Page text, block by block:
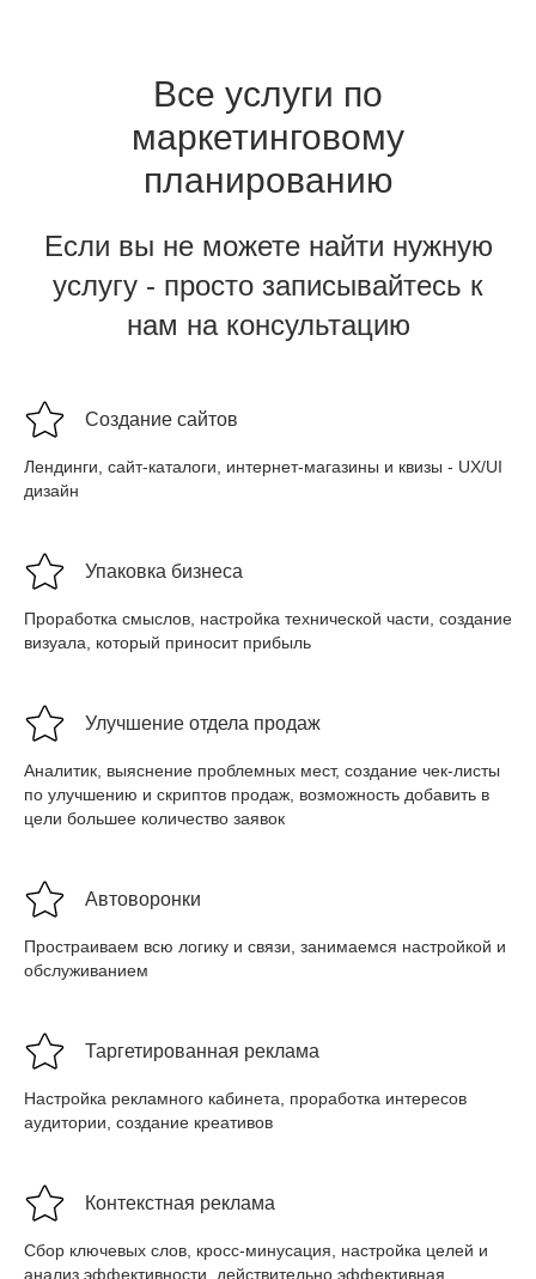
Все услуги по
маркетинговому
планированию
Если вы не можете найти нужную
услугу - просто записывайтесь к
нам на консультацию
Создание сайтов
Лендинги, сайт-каталоги, интернет-магазины и квизы - UX/UI
дизайн
Упаковка бизнеса
Проработка смыслов, настройка технической части, создание
визуала, который приносит прибыль
Улучшение отдела продаж
Аналитик, выяснение проблемных мест, создание чек-листы
по улучшению и скриптов продаж, возможность добавить в
цели большее количество заявок
Автоворонки
Простраиваем всю логику и связи, занимаемся настройкой и
обслуживанием
Таргетированная реклама
Настройка рекламного кабинета, проработка интересов
аудитории, создание креативов
Контекстная реклама
Сбор ключевых слов, кросс-минусация, настройка целей и
анализ эффективности, действительно эффективная